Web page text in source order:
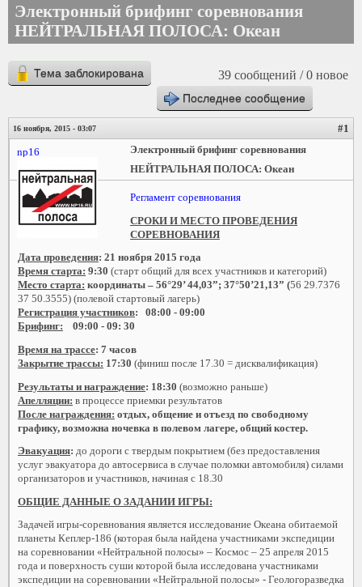
Электронный брифинг соревнования
НЕЙТРАЛЬНАЯ ПОЛОСА: Океан
39 сообщений / 0 новое
Тема заблокирована
Последнее сообщение
16 ноября, 2015 - 03:07 #1
np16
Электронный брифинг соревнования
НЕЙТРАЛЬНАЯ ПОЛОСА: Океан
Регламент соревнования
СРОКИ И МЕСТО ПРОВЕДЕНИЯ
СОРЕВНОВАНИЯ
Дата проведения: 21 ноября 2015 года
Время старта: 9:30 (старт общий для всех участников и категорий)
Место старта: координаты – 56°29’ 44,03”; 37°50’21,13” (56 29.7376
37 50.3555) (полевой стартовый лагерь)
Регистрация участников:
08:00 - 09:00
Брифинг:
09:00 - 09: 30
Время на трассе: 7 часов
Закрытие трассы: 17:30 (финиш после 17.30 = дисквалификация)
Результаты и награждение: 18:30 (возможно раньше)
Апелляции: в процессе приемки результатов
После награждения: отдых, общение и отъезд по свободному
графику, возможна ночевка в полевом лагере, общий костер.
Эвакуация: до дороги с твердым покрытием (без предоставления
услуг эвакуатора до автосервиса в случае поломки автомобиля) силами
организаторов и участников, начиная с 18.30
ОБЩИЕ ДАННЫЕ О ЗАДАНИИ ИГРЫ:
Задачей игры-соревнования является исследование Океана обитаемой
планеты Кеплер-186 (которая была найдена участниками экспедиции
на соревновании «Нейтральной полосы» – Космос – 25 апреля 2015
года и поверхность суши которой была исследована участниками
экспедиции на соревновании «Нейтральной полосы» - Геологоразведка